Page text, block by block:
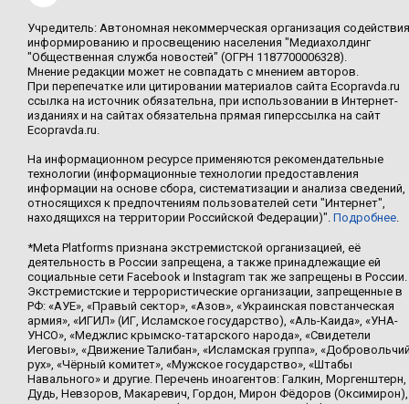
Учредитель: Автономная некоммерческая организация содействия
информированию и просвещению населения "Медиахолдинг
"Общественная служба новостей" (ОГРН 1187700006328).
Мнение редакции может не совпадать с мнением авторов.
При перепечатке или цитировании материалов сайта Ecopravda.ru
ссылка на источник обязательна, при использовании в Интернет-
изданиях и на сайтах обязательна прямая гиперссылка на сайт
Ecopravda.ru.
На информационном ресурсе применяются рекомендательные
технологии (информационные технологии предоставления
информации на основе сбора, систематизации и анализа сведений,
относящихся к предпочтениям пользователей сети "Интернет",
находящихся на территории Российской Федерации)". Подробнее.
*Meta Platforms признана экстремистской организацией, её
деятельность в России запрещена, а также принадлежащие ей
социальные сети Facebook и Instagram так же запрещены в России.
Экстремистские и террористические организации, запрещенные в
РФ: «АУЕ», «Правый сектор», «Азов», «Украинская повстанческая
армия», «ИГИЛ» (ИГ, Исламское государство), «Аль-Каида», «УНА-
УНСО», «Меджлис крымско-татарского народа», «Свидетели
Иеговы», «Движение Талибан», «Исламская группа»,
рух», «Чёрный комитет», «Мужское государство», «Штабы
Навального» и другие. Перечень иноагентов: Галкин, Моргенштерн,
Дудь, Невзоров, Макаревич, Гордон, Мирон Фёдоров (Оксимирон),